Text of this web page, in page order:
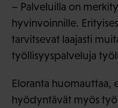
– Palveluilla on
hyvinvoinnille.
tarvitsevat laajasti
työllisyyspalveluja
Eloranta huomauttaa,
hyödyntävät myös